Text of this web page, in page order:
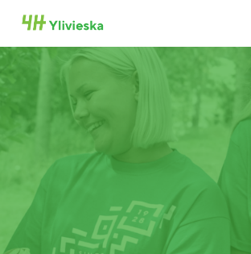
Siirry
sivun
sisältöön
Ylivieskan 4H-yhdistys